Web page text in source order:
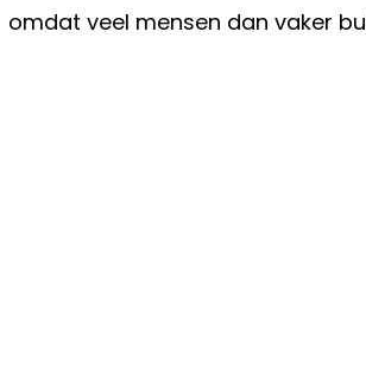
omdat veel mensen dan vaker